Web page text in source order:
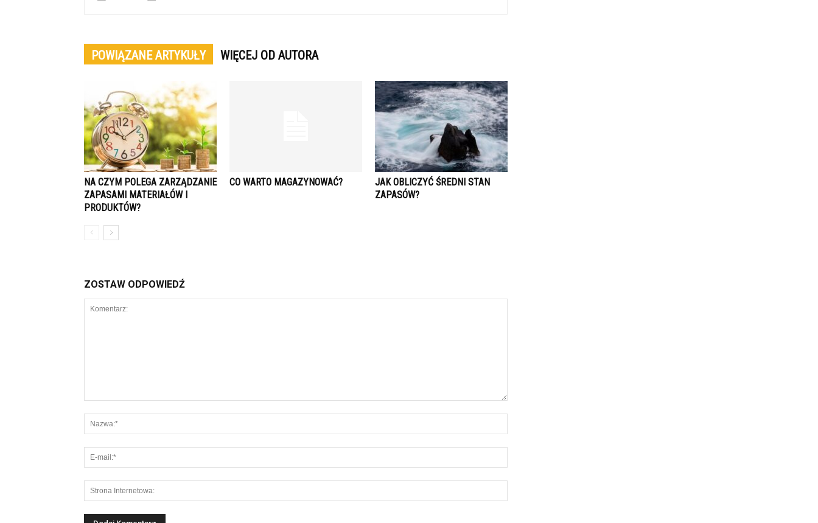
POWIĄZANE ARTYKUŁY WIĘCEJ OD AUTORA
NA CZYM POLEGA ZARZĄDZANIE
ZAPASAMI MATERIAŁÓW I
PRODUKTÓW?
CO WARTO MAGAZYNOWAĆ?
JAK OBLICZYĆ ŚREDNI STAN
ZAPASÓW?
ZOSTAW ODPOWIEDŹ